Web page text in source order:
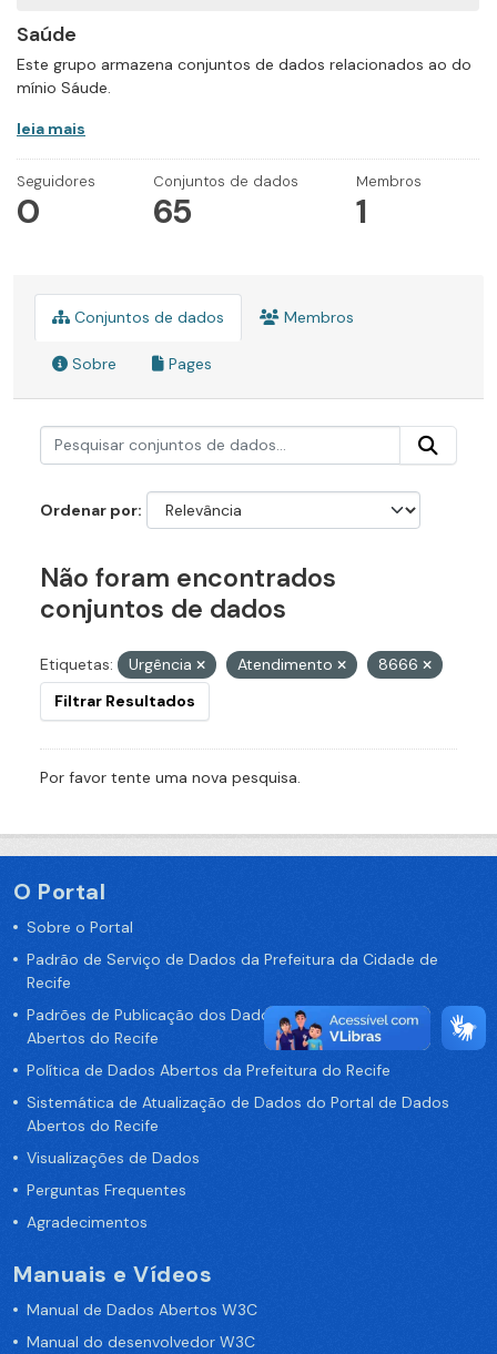
Saúde
Este grupo armazena conjuntos de dados relacionados ao do
mínio Sáude.
leia mais
Seguidores
0
Conjuntos de dados
65
Membros
1
Conjuntos de dados Membros
Sobre Pages
Ordenar por
Não foram encontrados
conjuntos de dados
Etiquetas: Urgência Atendimento
8666
Filtrar Resultados
Por favor tente uma nova pesquisa.
O Portal
Sobre o Portal
Padrão de Serviço de Dados da Prefeitura da Cidade de
Recife
Padrões de Publicação dos Dados no Portal de Dados
Abertos do Recife
Política de Dados Abertos da Prefeitura do Recife
Sistemática de Atualização de Dados do Portal de Dados
Abertos do Recife
Visualizações de Dados
Perguntas Frequentes
Agradecimentos
Manuais e Vídeos
Manual de Dados Abertos W3C
Manual do desenvolvedor W3C